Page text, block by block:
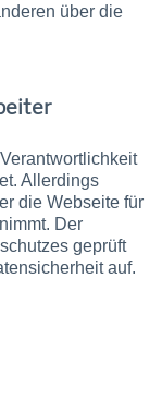
über die
Allerdings
die Webseite für
Der
geprüft
auf.